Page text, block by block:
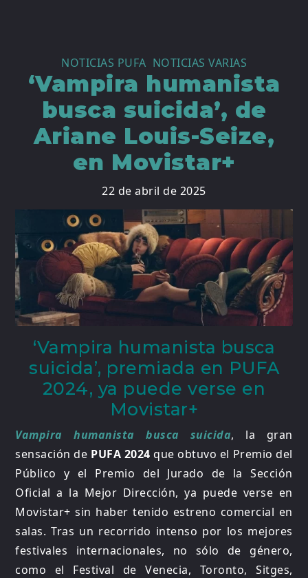
NOTICIAS PUFA NOTICIAS VARIAS
‘Vampira humanista
busca suicida’, de
Ariane Louis-Seize,
en Movistar+
22 de abril de 2025
‘Vampira humanista busca
suicida’, premiada en PUFA
2024, ya puede verse en
Movistar+
Vampira humanista busca suicida, la gran
sensación de PUFA 2024 que obtuvo el Premio del
Público y el Premio del Jurado de la Sección
Oficial a la Mejor Dirección, ya puede verse en
Movistar+ sin haber tenido estreno comercial en
salas. Tras un recorrido intenso por los mejores
festivales internacionales, no sólo de género,
como el Festival de Venecia, Toronto, Sitges,